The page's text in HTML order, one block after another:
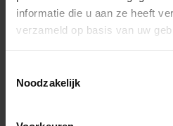
informatie die u aan ze heeft
verzameld op basis van uw
Noodzakelijk